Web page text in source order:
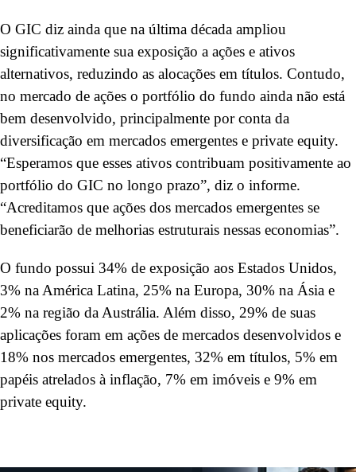
O GIC diz ainda que na última década ampliou
significativamente sua exposição a ações e ativos
alternativos, reduzindo as alocações em títulos. Contudo,
no mercado de ações o portfólio do fundo ainda não está
bem desenvolvido, principalmente por conta da
diversificação em mercados emergentes e private equity.
“Esperamos que esses ativos contribuam positivamente ao
portfólio do GIC no longo prazo”, diz o informe.
“Acreditamos que ações dos mercados emergentes se
beneficiarão de melhorias estruturais nessas economias”.
O fundo possui 34% de exposição aos Estados Unidos,
3% na América Latina, 25% na Europa, 30% na Ásia e
2% na região da Austrália. Além disso, 29% de suas
aplicações foram em ações de mercados desenvolvidos e
18% nos mercados emergentes, 32% em títulos, 5% em
papéis atrelados à inflação, 7% em imóveis e 9% em
private equity.